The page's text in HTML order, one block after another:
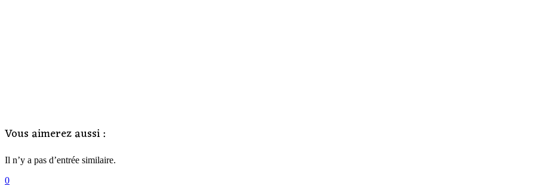
Vous aimerez aussi :
Il n’y a pas d’entrée similaire.
0